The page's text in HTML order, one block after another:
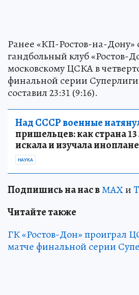
Ранее «КП-Ростов-на-Дону»
гандбольный клуб «Ростов-
московскому ЦСКА в
финальной серии
составил 23:31 (9:16).
Над СССР военные
пришельцев: как страна
искала и изучала
НАУКА
Подпишись на нас вМАХи
Читайте также
ГК «Ростов-Дон» проиграл
матче финальной серии